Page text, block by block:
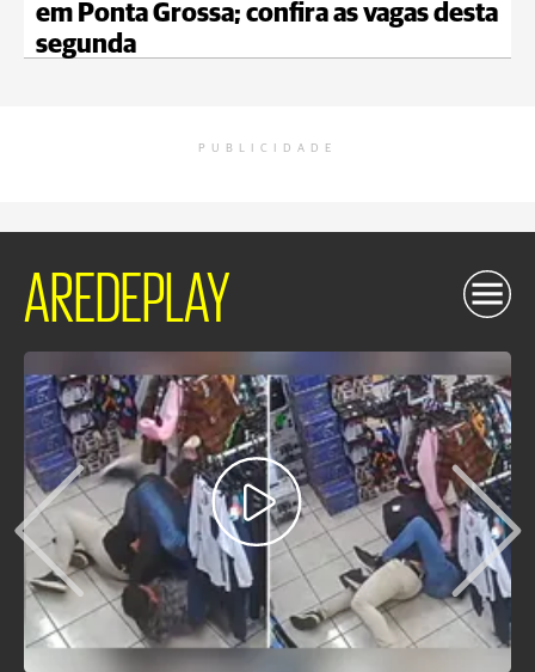
em Ponta Grossa; confira as vagas desta
segunda
PUBLICIDADE
AREDEPLAY